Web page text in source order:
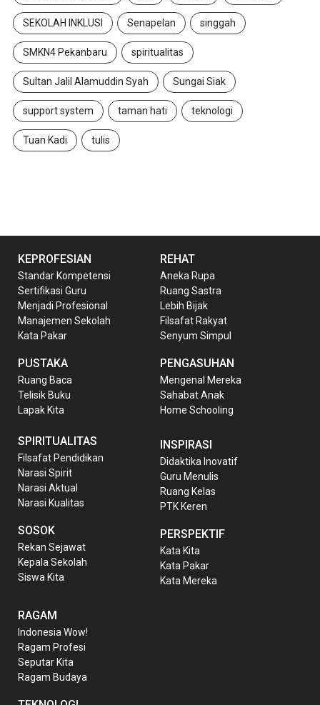
SEKOLAH INKLUSI Senapelan singgah
SMKN4 Pekanbaru spiritualitas
Sultan Jalil Alamuddin Syah Sungai Siak
support system taman hati teknologi
Tuan Kadi tulis
KEPROFESIAN
Standar Kompetensi
Sertifikasi Guru
Menjadi Profesional
Manajemen Sekolah
Kata Pakar
PUSTAKA
Ruang Baca
Telisik Buku
Lapak Kita
REHAT
Aneka Rupa
Ruang Sastra
Lebih Bijak
Filsafat Rakyat
Senyum Simpul
PENGASUHAN
Mengenal Mereka
Sahabat Anak
Home Schooling
SPIRITUALITAS
Filsafat Pendidikan
Narasi Spirit
Narasi Aktual
Narasi Kualitas
SOSOK
Rekan Sejawat
Kepala Sekolah
Siswa Kita
INSPIRASI
Didaktika Inovatif
Guru Menulis
Ruang Kelas
PTK Keren
PERSPEKTIF
Kata Kita
Kata Pakar
Kata Mereka
RAGAM
Indonesia Wow!
Ragam Profesi
Seputar Kita
Ragam Budaya